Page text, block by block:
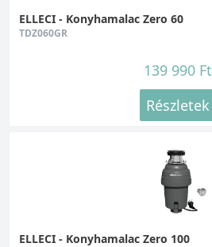
ELLECI - Konyhamalac Zero 60
TDZ060GR
139 990 Ft
Részletek
ELLECI - Konyhamalac Zero 100